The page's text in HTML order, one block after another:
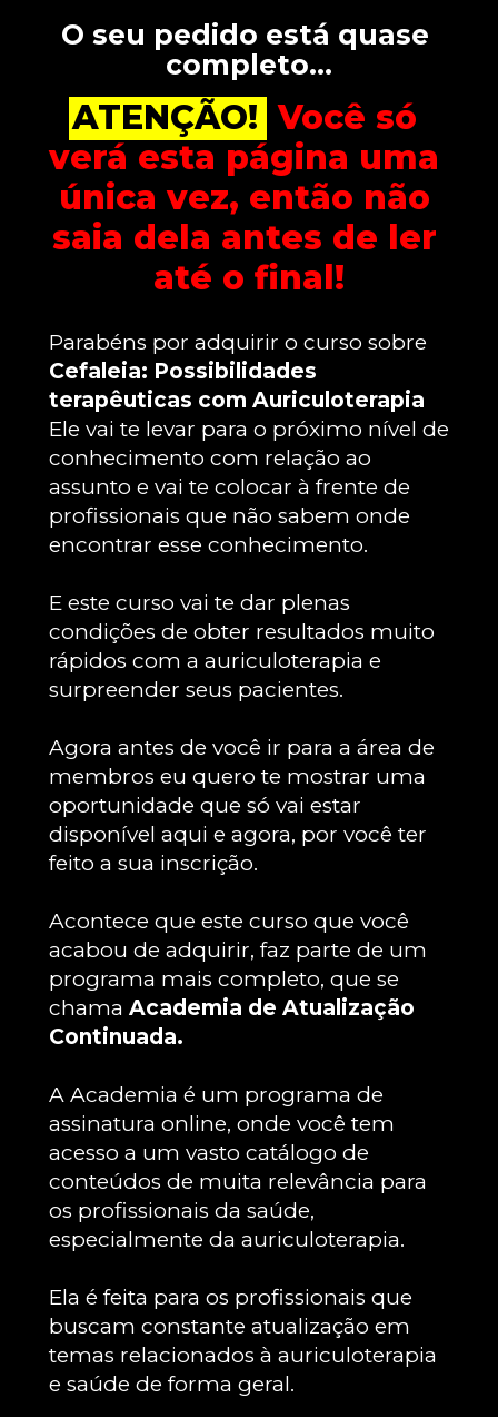
ATENÇÃO! Você só
verá esta página uma
única vez, então não
saia dela antes de ler
até o final!
O seu pedido está quase
completo…
Cefaleia: Possibilidades
terapêuticas com Auriculoterapia
Ele vai te levar para o próximo nível de
conhecimento com relação ao
assunto e vai te colocar à frente de
profissionais que não sabem onde
encontrar esse conhecimento.
E este curso vai te dar plenas
condições de obter resultados muito
rápidos com a auriculoterapia e
surpreender seus pacientes.
Agora antes de você ir para a área de
membros eu quero te mostrar uma
oportunidade que só vai estar
disponível aqui e agora, por você ter
feito a sua inscrição.
Acontece que este curso que você
acabou de adquirir, faz parte de um
programa mais completo, que se
chama Academia de Atualização
Continuada.
A Academia é um programa de
assinatura online, onde você tem
acesso a um vasto catálogo de
conteúdos de muita relevância para
os profissionais da saúde,
especialmente da auriculoterapia.
Ela é feita para os profissionais que
buscam constante atualização em
temas relacionados à auriculoterapia
e saúde de forma geral.